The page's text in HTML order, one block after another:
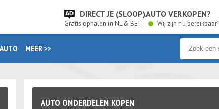
DIRECT JE (SLOOP)AUTO VERKOPEN?
Gratis ophalen in NL & BE! Wij zijn nu bereikbaar!
MEER >>
AUTO ONDERDELEN KOPEN